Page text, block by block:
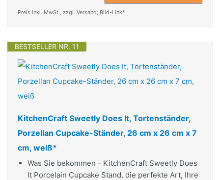
Preis inkl. MwSt., zzgl. Versand; Bild-Link*
BESTSELLER NR. 11
KitchenCraft Sweetly Does It, Tortenständer,
Porzellan Cupcake-Ständer, 26 cm x 26 cm x 7
cm, weiß*
Was Sie bekommen - KitchenCraft Sweetly Does
It Porcelain Cupcake Stand, die perfekte Art, Ihre